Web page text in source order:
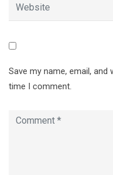
Save my name, email,
time I comment.